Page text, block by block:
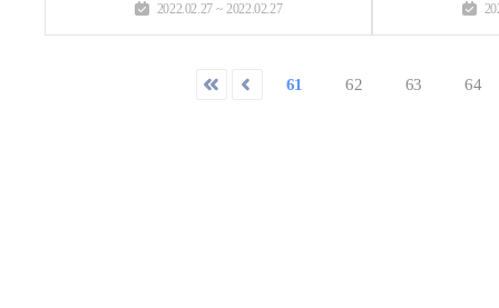
2022.02.27 ~ 2022.02.27
61 62 63 64